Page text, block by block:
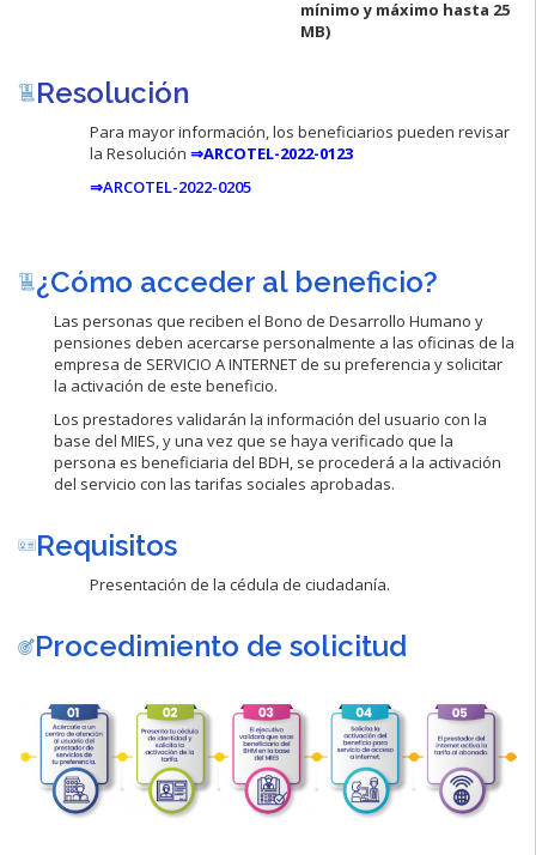
mínimo y máximo hasta 25
MB)
Resolución
Para mayor información, los beneficiarios pueden revisar
la Resolución ⇒ARCOTEL-2022-0123
⇒ARCOTEL-2022-0205
¿Cómo acceder al beneficio?
Las personas que reciben el Bono de Desarrollo Humano y
pensiones deben acercarse personalmente a las oficinas de la
empresa de SERVICIO A INTERNET de su preferencia y solicitar
la activación de este beneficio.
Los prestadores validarán la información del usuario con la
base del MIES, y una vez que se haya verificado que la
persona es beneficiaria del BDH, se procederá a la activación
del servicio con las tarifas sociales aprobadas.
Requisitos
Presentación de la cédula de ciudadanía.
Procedimiento de solicitud